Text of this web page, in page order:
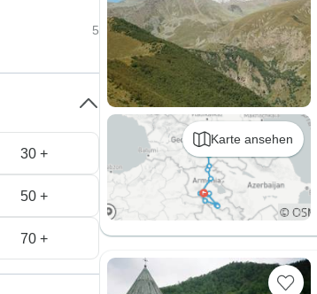
Karte ansehen
5
30 +
50 +
70 +